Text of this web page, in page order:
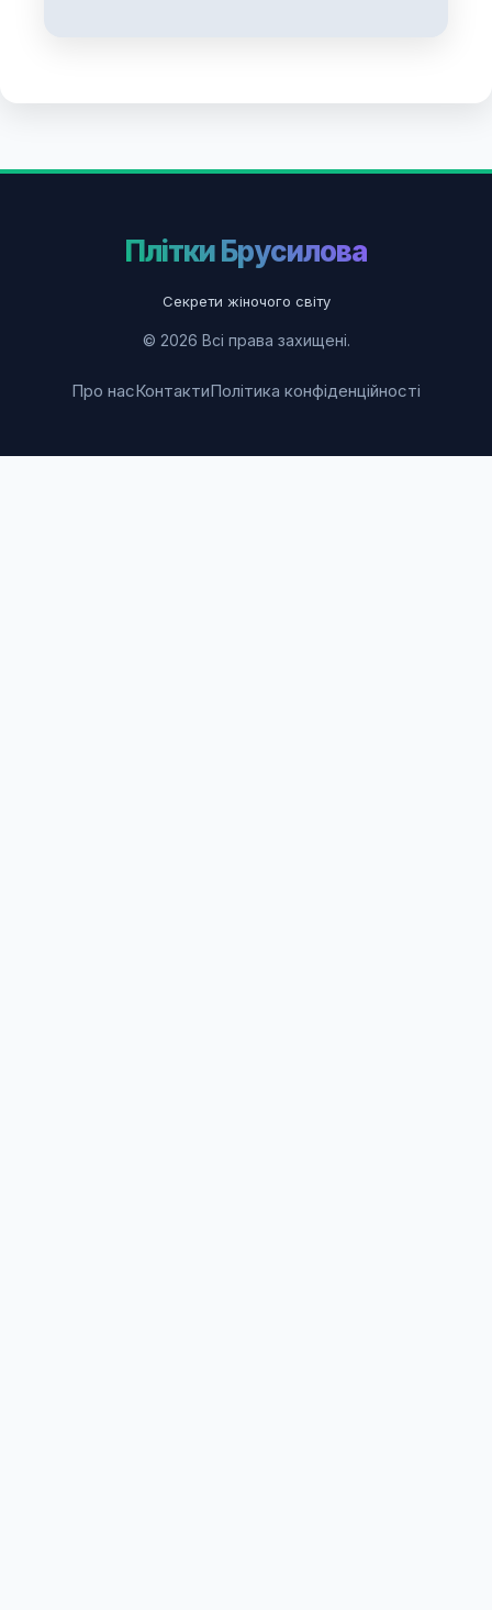
Плітки Брусилова
Секрети жіночого світу
© 2026 Всі права захищені.
Про насКонтактиПолітика конфіденційності